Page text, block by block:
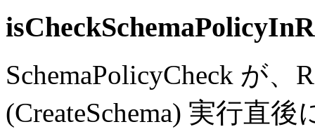
SchemaPolicyCheck が、
(CreateSchema) 実行直